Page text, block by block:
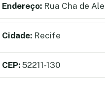
Endereço: Rua Cha de
Cidade: Recife
CEP: 52211-130